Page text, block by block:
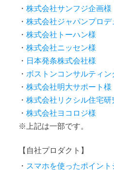
・ 株式会社サンフジ企画様
・ 株式会社ジャパンプロ
・ 株式会社トーハン様
・ 株式会社ニッセン様
・ 日本発条株式会社様
・ ボストンコンサルティン
・ 株式会社明大サポート様
・ 株式会社リクシル住宅研
・ 株式会社ヨコロジ様
※上記は一部です。
【自社プロダクト】
・ スマホを使ったポイン